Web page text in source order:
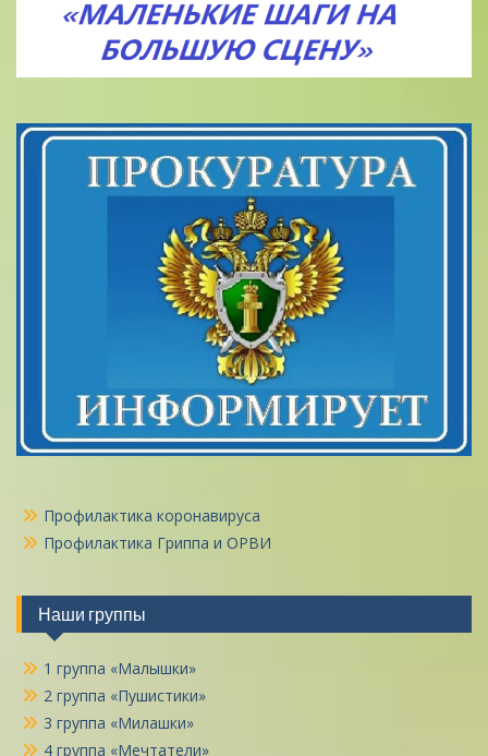
Профилактика коронавируса
Профилактика Гриппа и ОРВИ
Наши группы
1 группа «Малышки»
2 группа «Пушистики»
3 группа «Милашки»
4 группа «Мечтатели»